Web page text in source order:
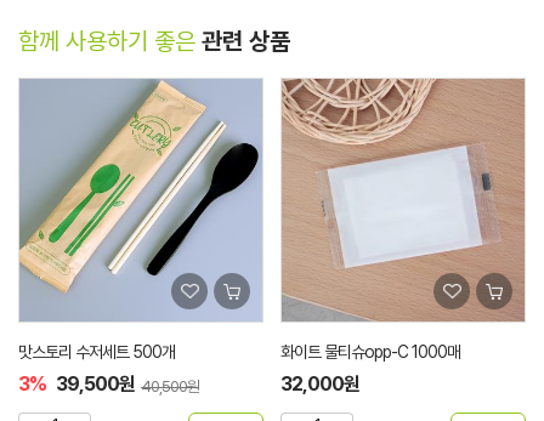
함께 사용하기 좋은 관련 상품
맛스토리 수저세트 500개
3% 39,500원 40,500원
화이트 물티슈opp-C 1000매
32,000원